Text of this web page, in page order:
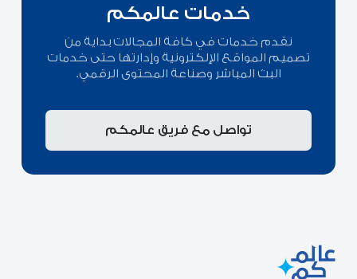
خدمات عالمكم
نقدم خدمات في كافة المجالات بداية من
تصميم المواقع الإلكترونية وإدارتها حتى خدمات
البث المباشر وصناعة المحتوى الرقمي.
تواصل مع فريق عالمكم